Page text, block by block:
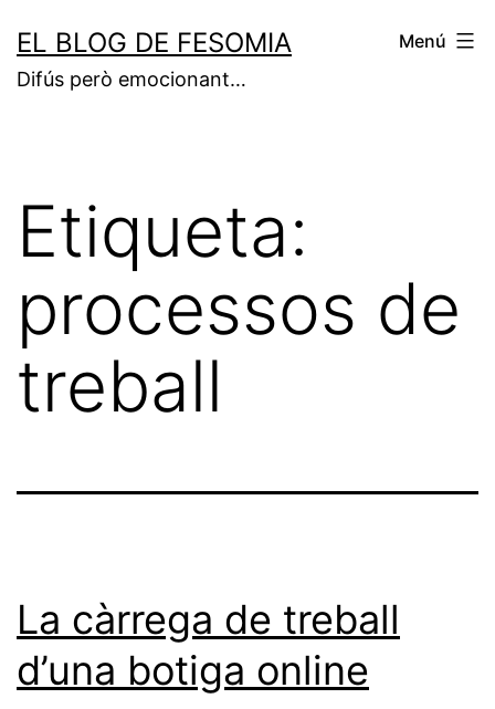
contingut
EL BLOG DE FESOMIA
Difús però emocionant…
Menú
Etiqueta:
processos de
treball
La càrrega de treball
d’una botiga online